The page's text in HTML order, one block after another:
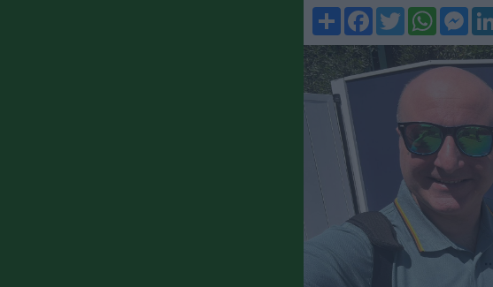
ShareFacebookTwitterWhatsApp